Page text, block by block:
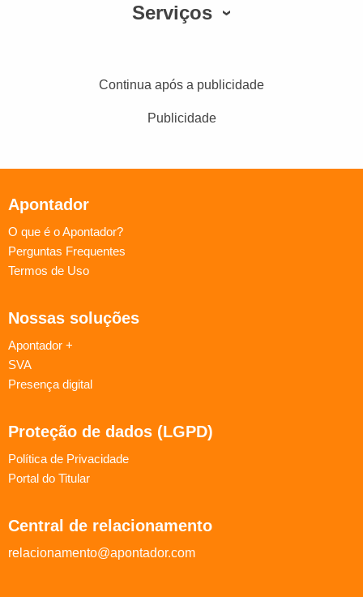
Serviços
Continua após a publicidade
Publicidade
Apontador
O que é o Apontador?
Perguntas Frequentes
Termos de Uso
Nossas soluções
Apontador +
SVA
Presença digital
Proteção de dados (LGPD)
Política de Privacidade
Portal do Titular
Central de relacionamento
relacionamento@apontador.com